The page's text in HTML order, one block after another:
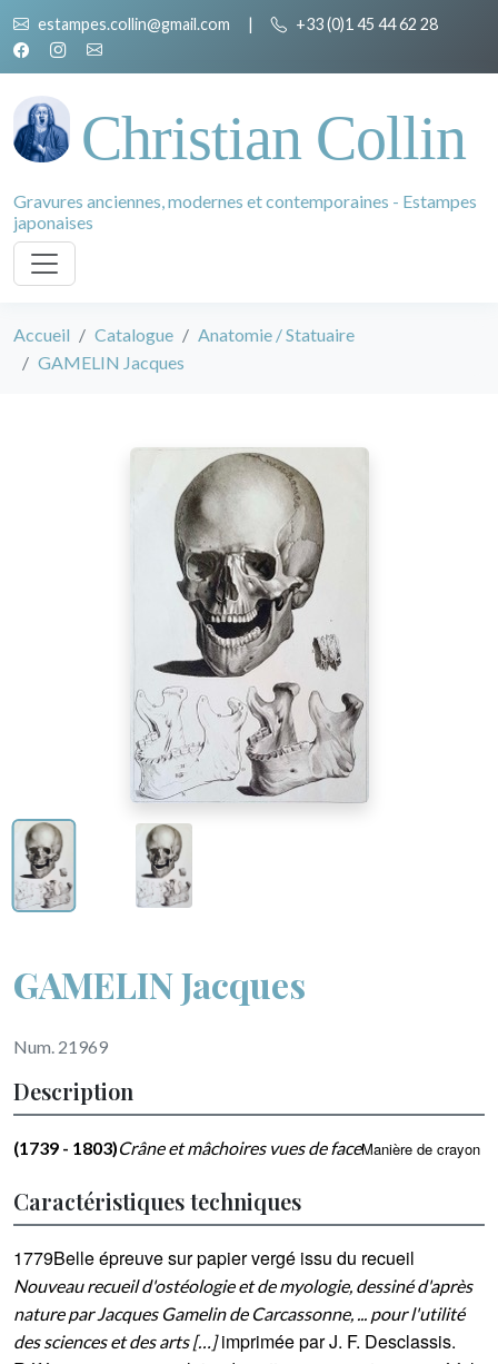
estampes.collin@gmail.com | +33 (0)1 45 44 62 28
Christian Collin
Gravures anciennes, modernes et contemporaines - Estampes
japonaises
Accueil Catalogue
Anatomie / Statuaire
GAMELIN Jacques
GAMELIN Jacques
Num. 21969
Description
(1739 - 1803)Crâne et mâchoires vues de faceManière de crayon
Caractéristiques techniques
1779Belle épreuve sur papier vergé issu du recueil
Nouveau recueil d'ostéologie et de myologie, dessiné d'après
nature par Jacques Gamelin de Carcassonne, ... pour l'utilité
des sciences et des arts […]imprimée par J. F. Desclassis.